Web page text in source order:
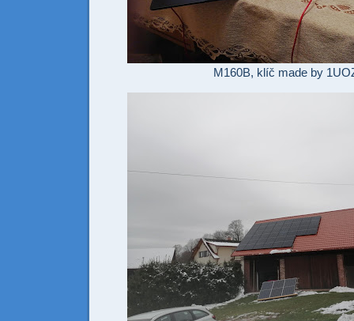
M160B, klíč made by